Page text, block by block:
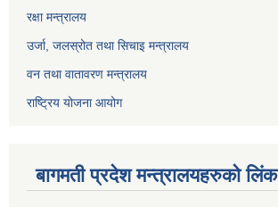
रक्षा मन्त्रालय
उर्जा, जलस्रोत तथा सिचाइ मन्त्रालय
वन तथा वातावरण मन्त्रालय
राष्ट्रिय योजना आयोग
बागमती प्रदेश मन्त्रालयहरुको लिंक